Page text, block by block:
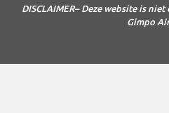
DISCLAIMER– Deze website is
Gimpo